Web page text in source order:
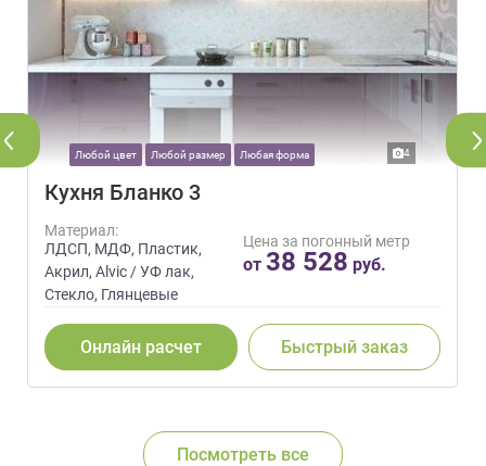
Любой цвет Любой размер Любая форма 4
Кухня Бланко 3
Материал:
ЛДСП, МДФ, Пластик,
Акрил, Alvic / УФ лак,
Стекло, Глянцевые
Цена за погонный метр
от 38 528 руб.
Онлайн расчет Быстрый заказ
Посмотреть все